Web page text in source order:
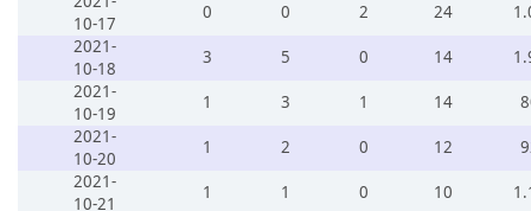
10-17
0 0 2 24
2021-
10-18
3 5 0 14
2021-
10-19
1 3 1 14
2021-
10-20
1 2 0 12
2021-
10-21
1 1 0 10